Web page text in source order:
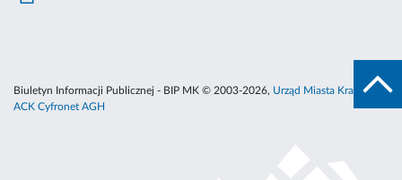
Biuletyn Informacji Publicznej - BIP MK © 2003-2026, Urząd Miasta Krakowa
ACK Cyfronet AGH